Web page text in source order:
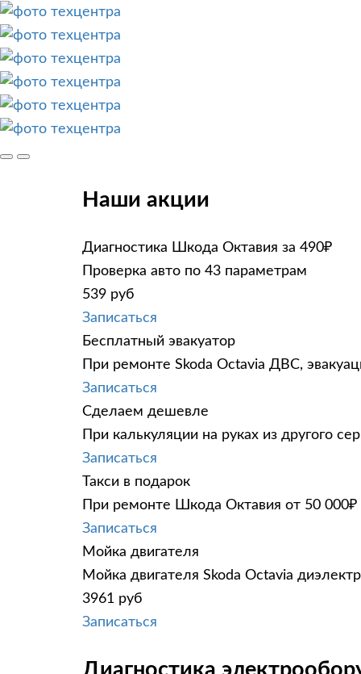
Наши акции
Диагностика Шкода Октавия за 490₽
Проверка авто по 43 параметрам
539 руб
Записаться
Бесплатный эвакуатор
При ремонте Skoda Octavia ДВС,
Записаться
Сделаем дешевле
При калькуляции на руках из другого
Записаться
Такси в подарок
При ремонте Шкода Октавия от 50
Записаться
Мойка двигателя
Мойка двигателя Skoda Octavia
3961 руб
Записаться